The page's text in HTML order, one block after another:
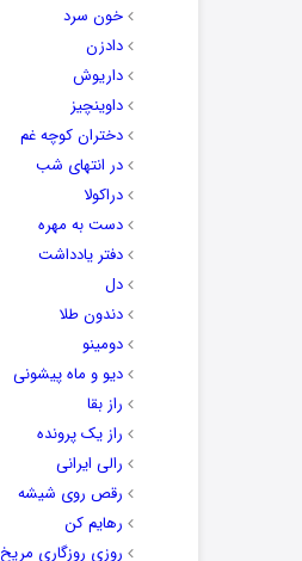
خون سرد
دادزن
داریوش
داوینچیز
دختران کوچه غم
در انتهای شب
دراکولا
دست به مهره
دفتر یادداشت
دل
دندون طلا
دومینو
دیو و ماه پیشونی
راز بقا
راز یک پرونده
رالی ایرانی
رقص روی شیشه
رهایم کن
روزی روزگاری مریخ